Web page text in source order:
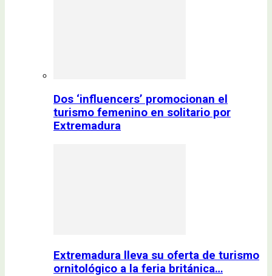
Dos ‘influencers’ promocionan el
turismo femenino en solitario por
Extremadura
Extremadura lleva su oferta de turismo
ornitológico a la feria británica…